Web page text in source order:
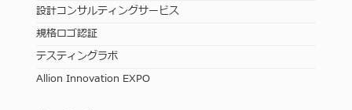
設計コンサルティングサービス
規格ロゴ認証
テスティングラボ
Allion Innovation EXPO